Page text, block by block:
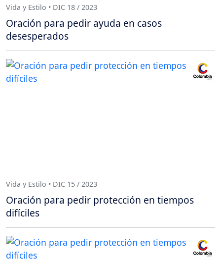
Vida y Estilo • DIC 18 / 2023
Oración para pedir ayuda en casos
desesperados
Vida y Estilo • DIC 15 / 2023
Oración para pedir protección en tiempos
difíciles